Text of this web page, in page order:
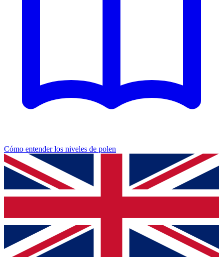
Cómo entender los niveles de polen